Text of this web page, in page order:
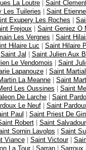
La Loutre | Saint
Les Tuileries | Saint
Exupery Les Roches |
Frejoux | Saint Geniez O
Les Vergnes | Saint
Hilaire Luc | Saint Hilaire
Saint Jal | Saint Julien Aux
Le Vendomois | Saint
Lapanouze | Saint
La Meanne | Saint
Les Oussines | Saint
De Larche | Saint
Le Neuf| Saint
Paul | Saint Priest De
Robert| Saint Salvadour
Sornin Lavolps | Saint
Viance| Saint Victour|
La Tour| Sarran| Sarroux